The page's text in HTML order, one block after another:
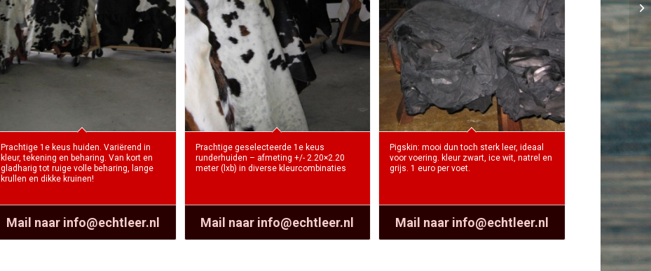
Prachtige 1e keus huiden. Variërend in
kleur, tekening en beharing. Van kort en
gladharig tot ruige volle beharing, lange
krullen en dikke kruinen!
Mail naar info@echtleer.nl
Prachtige geselecteerde 1e keus
runderhuiden – afmeting +/- 2.20×2.20
meter (lxb) in diverse kleurcombinaties
Mail naar info@echtleer.nl
Pigskin: mooi dun toch sterk leer, ideaal
voor voering. kleur zwart, ice wit, natrel en
grijs. 1 euro per voet.
Mail naar info@echtleer.nl